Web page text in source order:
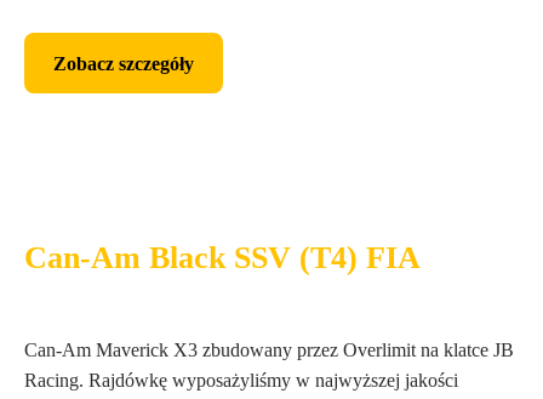
Zobacz szczegóły
Zobacz szczegóły
Can-Am Black SSV (T4) FIA
Can-Am Maverick X3 zbudowany przez Overlimit na klatce JB
Racing. Rajdówkę wyposażyliśmy w najwyższej jakości